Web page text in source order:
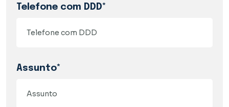
Telefone com DDD*
Assunto*